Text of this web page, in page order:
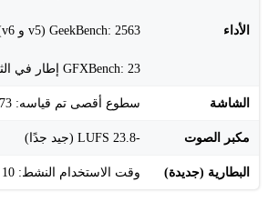
الأداء GeekBench: 2563 (v5 و v6)
GFXBench: 23 إطار في الثانية (ES 3.1 onscreen)
الشاشة سطوع أقصى تم قياسه: 1073 شمعة
مكبر الصوت -23.8 LUFS (جيد جدًا)
البطارية (جديدة) وقت الاستخدام النشط: 10 ساعات و28 دقيقة